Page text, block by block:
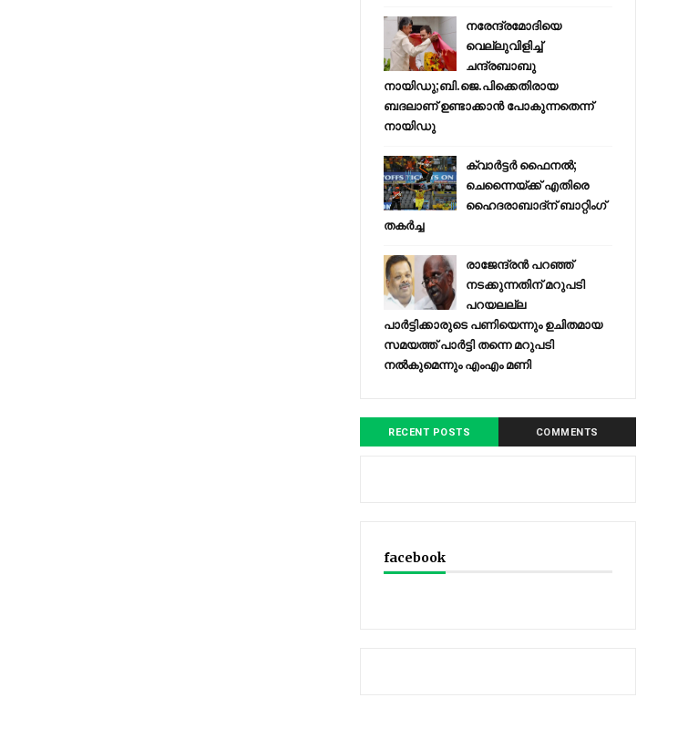
നരേന്ദ്രമോദിയെ
വെല്ലുവിളിച്ച്
ചന്ദ്രബാബു
നായിഡു;ബി.ജെ.പിക്കെതിരായ
ബദലാണ് ഉണ്ടാക്കാന്‍ പോകുന്നതെന്ന്
നായിഡു
ക്വാർട്ടർ ഫൈനൽ;
ചെന്നൈയ്ക്ക് എതിരെ
ഹൈദരാബാദ്ന് ബാറ്റിംഗ്
തകർച്ച
രാജേന്ദ്രന്‍ പറഞ്ഞ്
നടക്കുന്നതിന് മറുപടി
പറയലല്ല
പാര്‍ട്ടിക്കാരുടെ പണിയെന്നും ഉചിതമായ
സമയത്ത് പാര്‍ട്ടി തന്നെ മറുപടി
നല്‍കുമെന്നും എംഎം മണി
RECENT POSTS COMMENTS
facebook